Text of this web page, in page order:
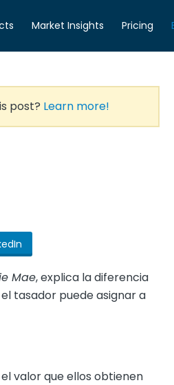
Market Insights Pricing
post? Learn more!
Mae, explica la diferencia
tasador puede asignar a
valor que ellos obtienen